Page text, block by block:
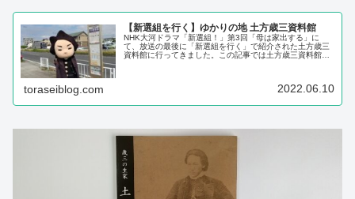
【新選組を行く】ゆかりの地 土方歳三資料館
NHK大河ドラマ「新選組！」第3回「母は家出する」に
て、放送の最後に「新選組を行く」で紹介された土方歳三
資料館に行ってきました。この記事では土方歳三資料館の
toraseiblog.com 2022.06.10